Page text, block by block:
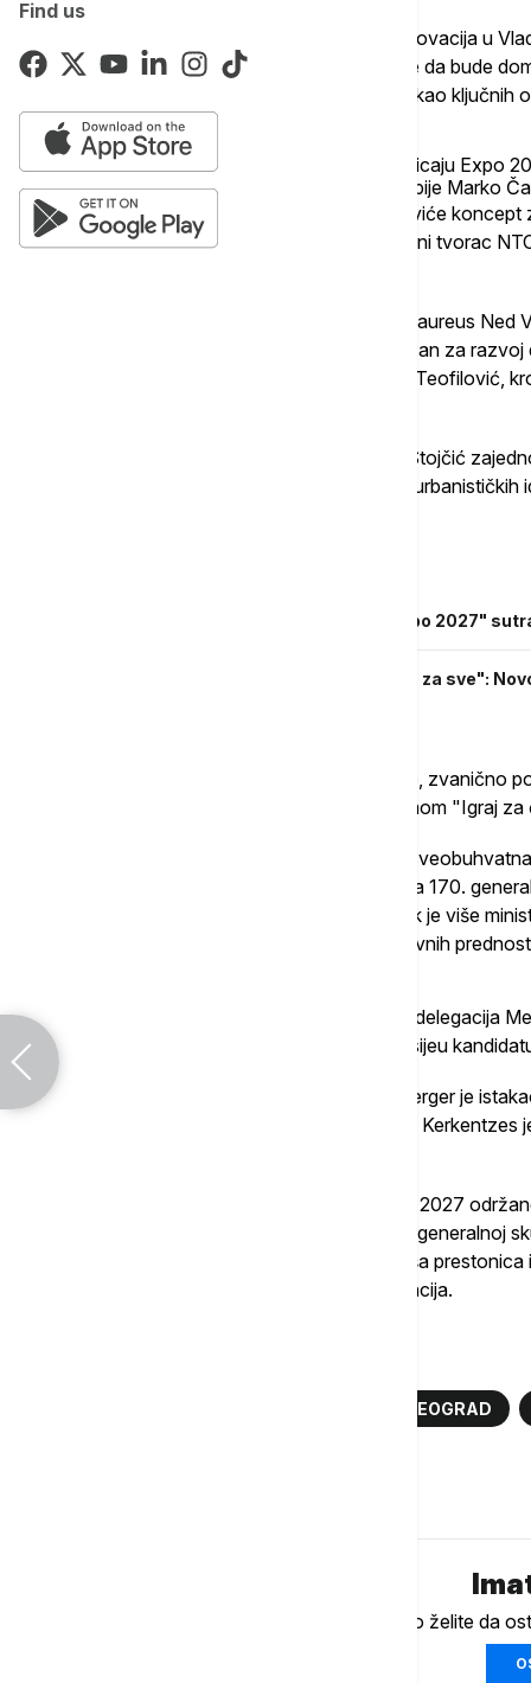
Find us
Ministarka nauke, tehnološkog razvoja i inovacija u
Srbije o spremnosti i opredeljenosti države da bude
kontinuirani napredak nauke i tehnologije, kao
O ekonomskim potencijalima, efektima i uticaju Expo
govoriće predsednik Privredne komore Srbije Marko
Poznati stručnjak Ranko Rajović, predstaviće
kod dece posebno imajući u vidu da je idejni tvorac
Izvršni direktor međunarodne kompanije Laureus
komponenta za uspeh i koliko je sport važan za
srpske i balkanske vokalne muzike, braća Teofilović,
Glavni urbanista Grada Beograda Marko Stojčić
budućim pravcima, strategijama i značaju
Drugo predstavljanje Beograda za "Expo 2027"
"Igra(j) za čovečanstvo - sport i muzika za sve":
Beograd i Srbija su u januaru 2022. godine, zvanično
specijalizovane izložbe Expo 2027 sa temom "Igraj
U Parizu je u junu prošle godine održana
Specijalizovane izložbe kada se prisutnima 170.
predsednica Vlade Srbije Ana Brnabić, dok je više
pružilo uveravanja i objašnjenja komparativnih
Takođe, u septembru je Beograd posetila delegacija
komisija procenjivala podatke iznete u dosijeu
Predsednik Izvršnog komiteta BIE Alen Berger je
razgovore, a generalni sekretar BIE Dimitri
Povodom kandidature za domaćina Expo 2027
novembru kada je naša delegacija na 171. generalnoj
predstavnike članica ovog biroa da su naša
jedne od najprestižinijih svetskih manifestacija.
BEOGRAD
Ukoliko želite da